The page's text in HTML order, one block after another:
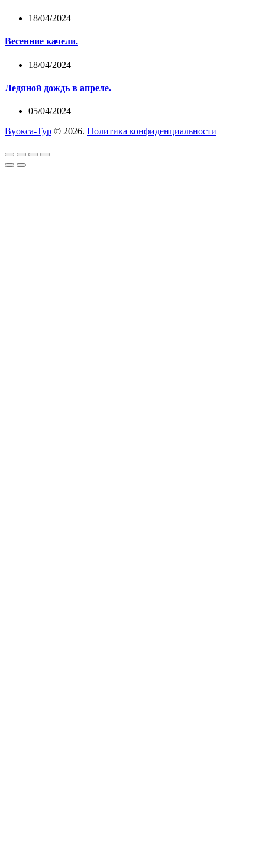
18/04/2024
Весенние качели.
18/04/2024
Ледяной дождь в апреле.
05/04/2024
Вуокса-Тур © 2026. Политика конфиденциальности